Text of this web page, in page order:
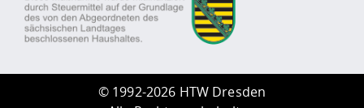
© 1992-2026 HTW Dresden